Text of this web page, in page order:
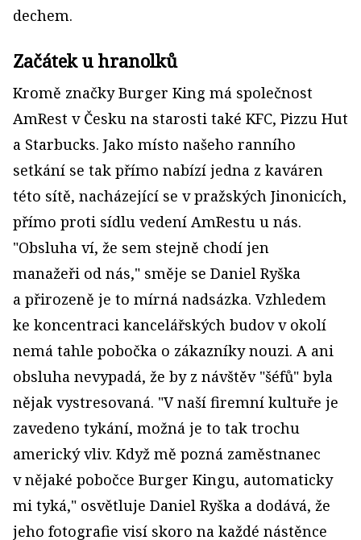
dechem.
Začátek u hranolků
Kromě značky Burger King má společnost
AmRest v Česku na starosti také KFC, Pizzu Hut
a Starbucks. Jako místo našeho ranního
setkání se tak přímo nabízí jedna z kaváren
této sítě, nacházející se v pražských Jinonicích,
přímo proti sídlu vedení AmRestu u nás.
"Obsluha ví, že sem stejně chodí jen
manažeři od nás," směje se Daniel Ryška
a přirozeně je to mírná nadsázka. Vzhledem
ke koncentraci kancelářských budov v okolí
nemá tahle pobočka o zákazníky nouzi. A ani
obsluha nevypadá, že by z návštěv "šéfů" byla
nějak vystresovaná. "V naší firemní kultuře je
zavedeno tykání, možná je to tak trochu
americký vliv. Když mě pozná zaměstnanec
v nějaké pobočce Burger Kingu, automaticky
mi tyká," osvětluje Daniel Ryška a dodává, že
jeho fotografie visí skoro na každé nástěnce